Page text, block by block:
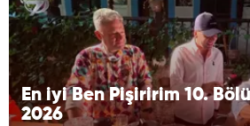
En iyi Ben Pişiririm 10.
2026